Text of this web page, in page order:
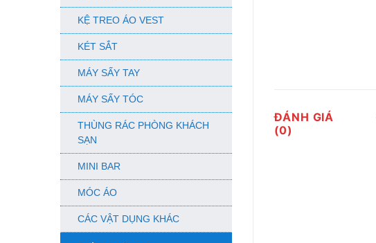
KỆ TREO ÁO VEST
KÉT SẮT
MÁY SẤY TAY
MÁY SẤY TÓC
THÙNG RÁC PHÒNG KHÁCH
SẠN
MINI BAR
MÓC ÁO
CÁC VẬT DỤNG KHÁC
ĐÁNH GIÁ
(0)